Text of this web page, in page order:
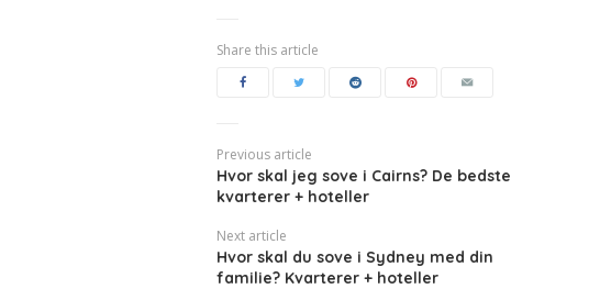
Share this article
Previous article
Hvor skal jeg sove i Cairns? De bedste
kvarterer + hoteller
Next article
Hvor skal du sove i Sydney med din
familie? Kvarterer + hoteller